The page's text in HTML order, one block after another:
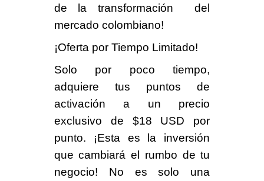
de la transformación
del
mercado colombiano!
¡Oferta por Tiempo Limitado!
Solo por poco tiempo,
adquiere tus puntos de
activación a un precio
exclusivo de $18 USD por
punto. ¡Esta es la inversión
que cambiará el rumbo de tu
negocio! No es solo una